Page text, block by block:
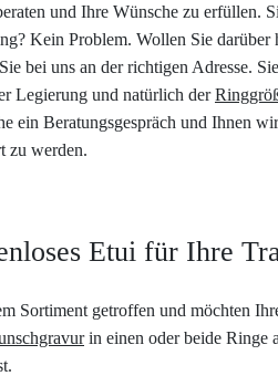
und Ihre Wünsche zu erfüllen.
Kein Problem. Wollen Sie
bei uns an der richtigen Adresse.
Legierung und natürlich der
ein Beratungsgespräch und Ihnen
zu werden.
Etui für Ihre
Sortiment getroffen und möchten
in einen oder beide Ringe